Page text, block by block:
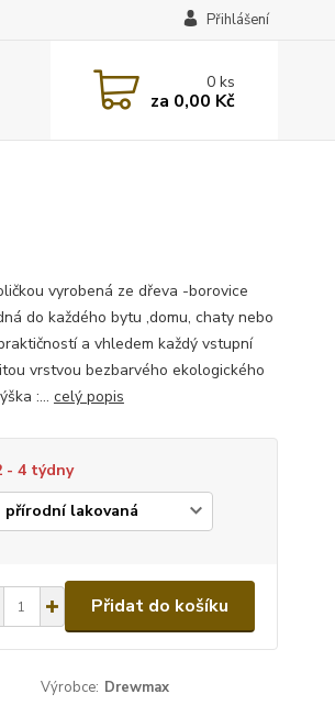
Přihlášení
0ks
za 0,00 Kč
vyrobená ze dřeva -borovice
do každého bytu ,domu, chaty nebo
a vhledem každý vstupní
vrstvou bezbarvého ekologického
:... celý popis
- 4 týdny
Přidat do košíku
Výrobce: Drewmax